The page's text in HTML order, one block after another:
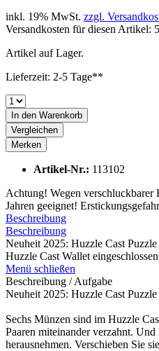
inkl. 19% MwSt. zzgl.
Versandkosten für diesen Artikel:
Artikel auf Lager.
Lieferzeit: 2-5 Tage**
In den Warenkorb
Vergleichen
Merken
Artikel-Nr.: 113102
Achtung! Wegen
Jahren geeignet!
Beschreibung
Beschreibung
Neuheit 2025: Huzzle Cast
Huzzle Cast Wallet
Menü schließen
Beschreibung / Aufgabe
Neuheit 2025: Huzzle Cast
Sechs Münzen sind im Huzzle
Paaren miteinander verzahnt.
herausnehmen. Verschieben Sie